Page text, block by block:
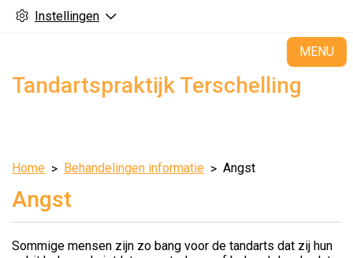
Instellingen
MENU
Tandartspraktijk Terschelling
Home Behandelingen informatie Angst
Angst
Sommige mensen zijn zo bang voor de tandarts dat zij hun